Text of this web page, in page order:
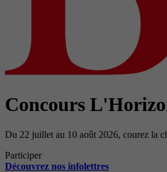
Concours
Du 22 juillet au 10 août 2026, courez la
Participer
Découvrez nos infolettres